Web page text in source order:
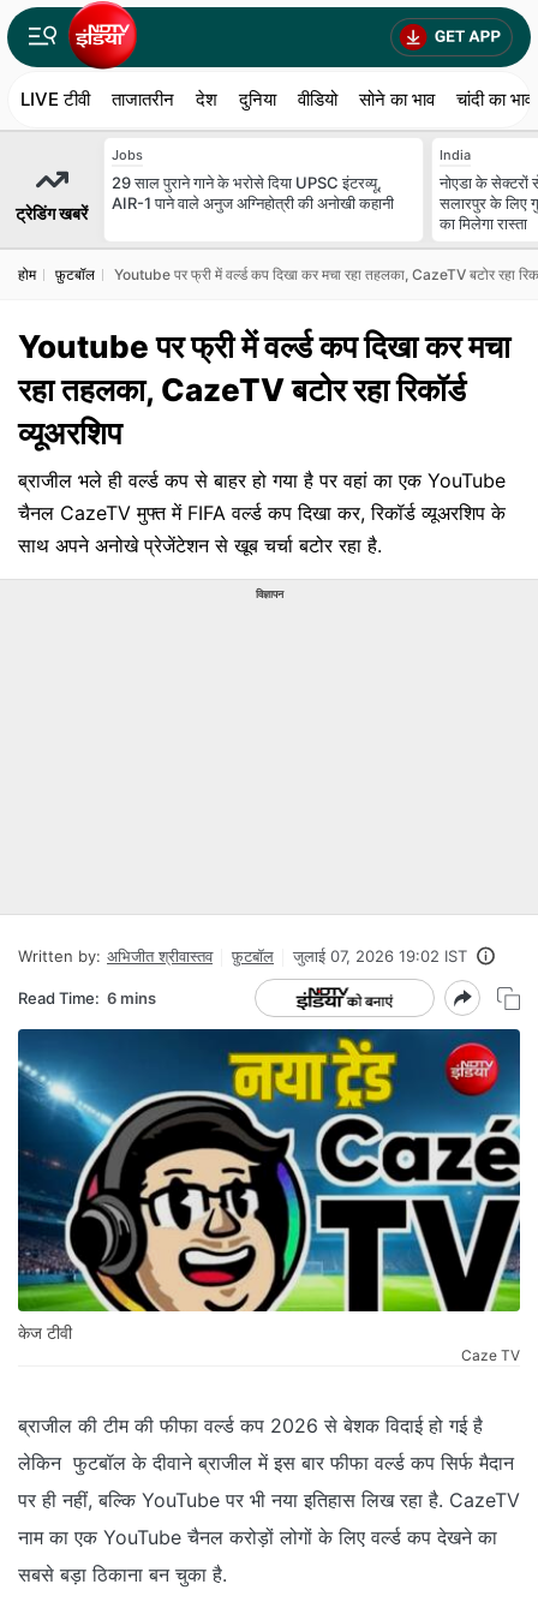
LIVE टीवी ताजातरीन देश दुनिया वीडियो सोने का भाव चांदी का भाव
ट्रेडिंग खबरें
Jobs
29 साल पुराने गाने के भरोसे दिया UPSC इंटरव्यू,
AIR-1 पाने वाले अनुज अग्निहोत्री की अनोखी कहानी
India
नोएडा के सेक्टरों
सलारपुर के लिए
का मिलेगा रास्ता
होम फ़ुटबॉल Youtube पर फ्री में वर्ल्ड कप दिखा कर मचा रहा तहलका, CazeTV बटोर रहा
Youtube पर फ्री में वर्ल्ड कप दिखा कर मचा
रहा तहलका, CazeTV बटोर रहा रिकॉर्ड
व्यूअरशिप
ब्राजील भले ही वर्ल्ड कप से बाहर हो गया है पर वहां का एक YouTube
चैनल CazeTV मुफ्त में FIFA वर्ल्ड कप दिखा कर, रिकॉर्ड व्यूअरशिप के
साथ अपने अनोखे प्रेजेंटेशन से खूब चर्चा बटोर रहा है.
विज्ञापन
Written by: अभिजीत श्रीवास्तव फ़ुटबॉल जुलाई 07, 2026 19:02 IST
Read Time: 6 mins
केज टीवी
Caze TV
ब्राजील की टीम की फीफा वर्ल्ड कप 2026 से बेशक विदाई हो गई है
लेकिन फुटबॉल के दीवाने ब्राजील में इस बार फीफा वर्ल्ड कप सिर्फ मैदान
पर ही नहीं, बल्कि YouTube पर भी नया इतिहास लिख रहा है. CazeTV
नाम का एक YouTube चैनल करोड़ों लोगों के लिए वर्ल्ड कप देखने का
सबसे बड़ा ठिकाना बन चुका है.